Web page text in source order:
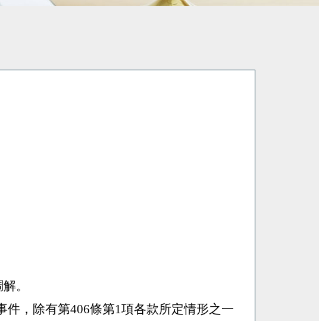
。
件，除有第406條第1項各款所定情形之一